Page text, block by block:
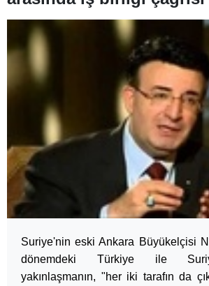
Suriye'nin eski Ankara Büyükelçisi
dönemdeki Türkiye ile
yakınlaşmanın, "her iki tarafın da